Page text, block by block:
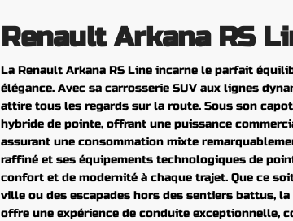
Renault Arkana RS
La Renault Arkana RS Line incarne le parfait
élégance. Avec sa carrosserie SUV aux lignes
attire tous les regards sur la route. Sous son
hybride de pointe, offrant une puissance
assurant une consommation mixte
raffiné et ses équipements technologiques de
confort et de modernité à chaque trajet. Que ce
ville ou des escapades hors des sentiers battus, la
offre une expérience de conduite exceptionnelle,